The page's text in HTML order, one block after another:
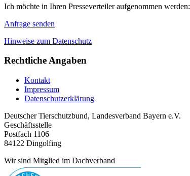
Ich möchte in Ihren Presseverteiler aufgenommen werden:
Anfrage senden
Hinweise zum Datenschutz
Rechtliche Angaben
Kontakt
Impressum
Datenschutzerklärung
Deutscher Tierschutzbund, Landesverband Bayern e.V.
Geschäftsstelle
Postfach 1106
84122 Dingolfing
Wir sind Mitglied im Dachverband